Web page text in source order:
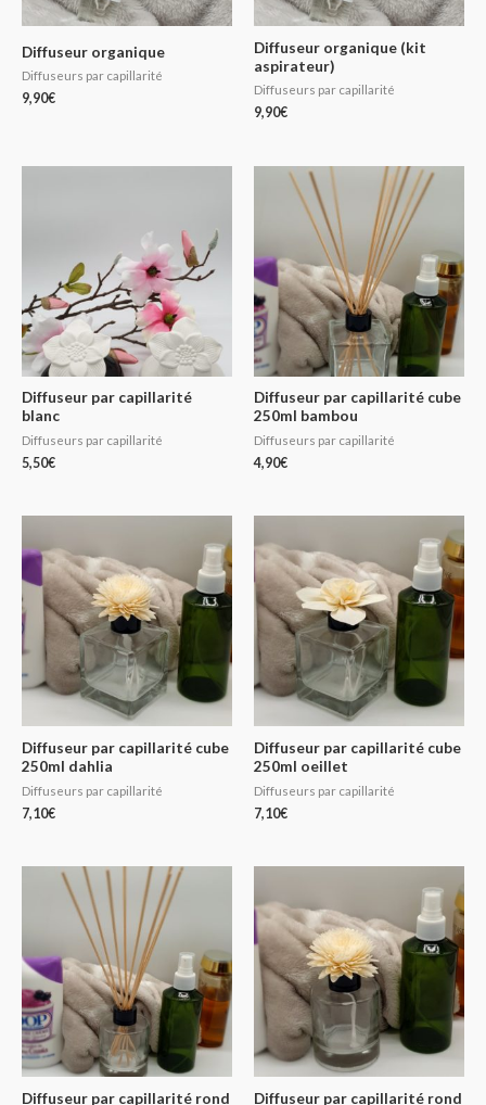
Diffuseur organique
Diffuseurs par capillarité
9,90€
Diffuseur organique (kit
aspirateur)
Diffuseurs par capillarité
9,90€
Diffuseur par capillarité
blanc
Diffuseurs par capillarité
5,50€
Diffuseur par capillarité cube
250ml bambou
Diffuseurs par capillarité
4,90€
Diffuseur par capillarité cube
250ml dahlia
Diffuseurs par capillarité
7,10€
Diffuseur par capillarité cube
250ml oeillet
Diffuseurs par capillarité
7,10€
Diffuseur par capillarité rond Diffuseur par capillarité rond